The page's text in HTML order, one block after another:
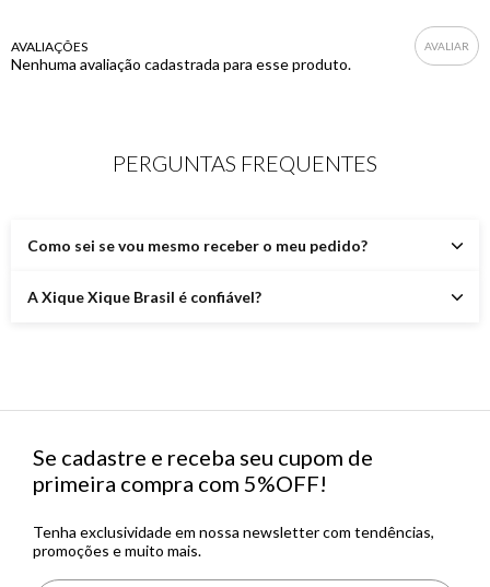
AVALIAÇÕES
Nenhuma avaliação cadastrada para esse produto.
PERGUNTAS FREQUENTES
Como sei se vou mesmo receber o meu pedido?
A Xique Xique Brasil é confiável?
Se cadastre e receba seu cupom de
primeira compra com 5%OFF!
Tenha exclusividade em nossa newsletter com tendências,
promoções e muito mais.